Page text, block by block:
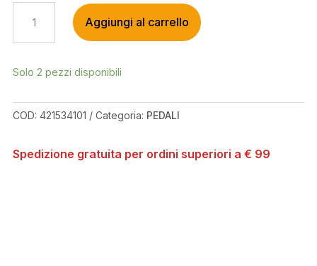
FLAT
PEDAL
QUANTITÀ
Aggiungi al carrello
Solo 2 pezzi disponibili
COD: 421534101 Categoria: PEDALI
Spedizione gratuita per ordini superiori a € 99